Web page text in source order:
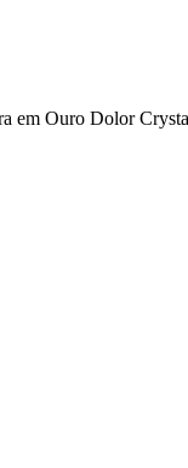
em Ouro Dolor